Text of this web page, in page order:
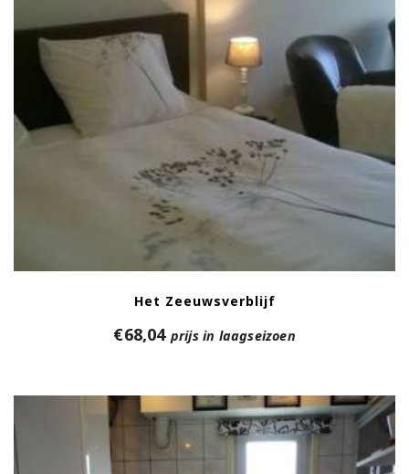
Het Zeeuwsverblijf
€68,04 prijs in laagseizoen